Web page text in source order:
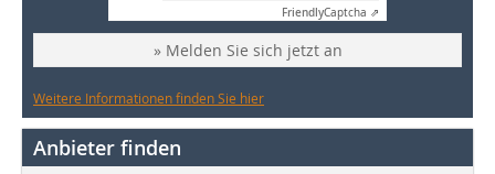
FriendlyCaptcha ⇗
» Melden Sie sich jetzt an
Weitere Informationen finden Sie hier
Anbieter finden